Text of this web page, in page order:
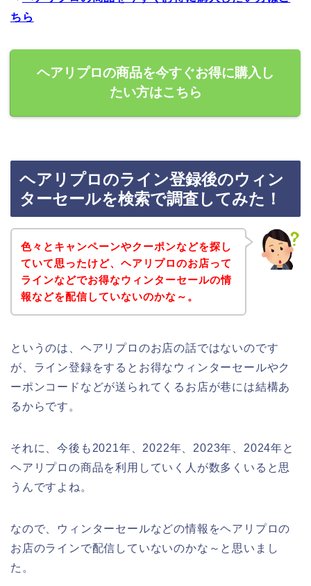
ちら
ヘアリプロの商品を今すぐお得に購入し
たい方はこちら
ヘアリプロのライン登録後のウィン
ターセールを検索で調査してみた！
色々とキャンペーンやクーポンなどを探し
ていて思ったけど、ヘアリプロのお店って
ラインなどでお得なウィンターセールの情
報などを配信していないのかな～。
というのは、ヘアリプロのお店の話ではないのです
が、ライン登録をするとお得なウィンターセールやク
ーポンコードなどが送られてくるお店が巷には結構あ
るからです。
それに、今後も2021年、2022年、2023年、2024年と
ヘアリプロの商品を利用していく人が数多くいると思
うんですよね。
なので、ウィンターセールなどの情報をヘアリプロの
お店のラインで配信していないのかな～と思いまし
た。